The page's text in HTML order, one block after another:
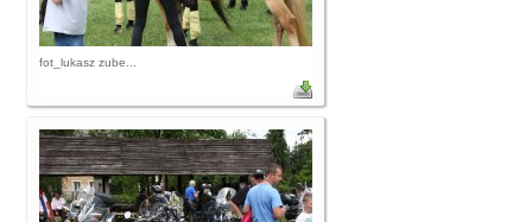
fot_lukasz zube...